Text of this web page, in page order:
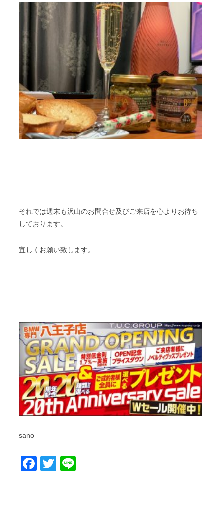
それでは週末も沢山のお問合せ及びご来店を心よりお待ち
しております。
宜しくお願い致します。
sano
Facebook
Twitter